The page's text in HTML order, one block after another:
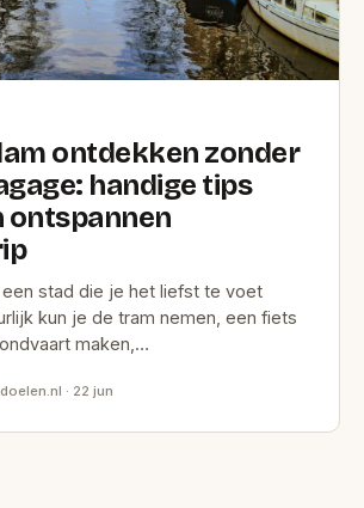
ontdekken zonder
handige tips
ontspannen
stad die je het liefst te voet
kun je de tram nemen, een fiets
maken,…
· 22 jun